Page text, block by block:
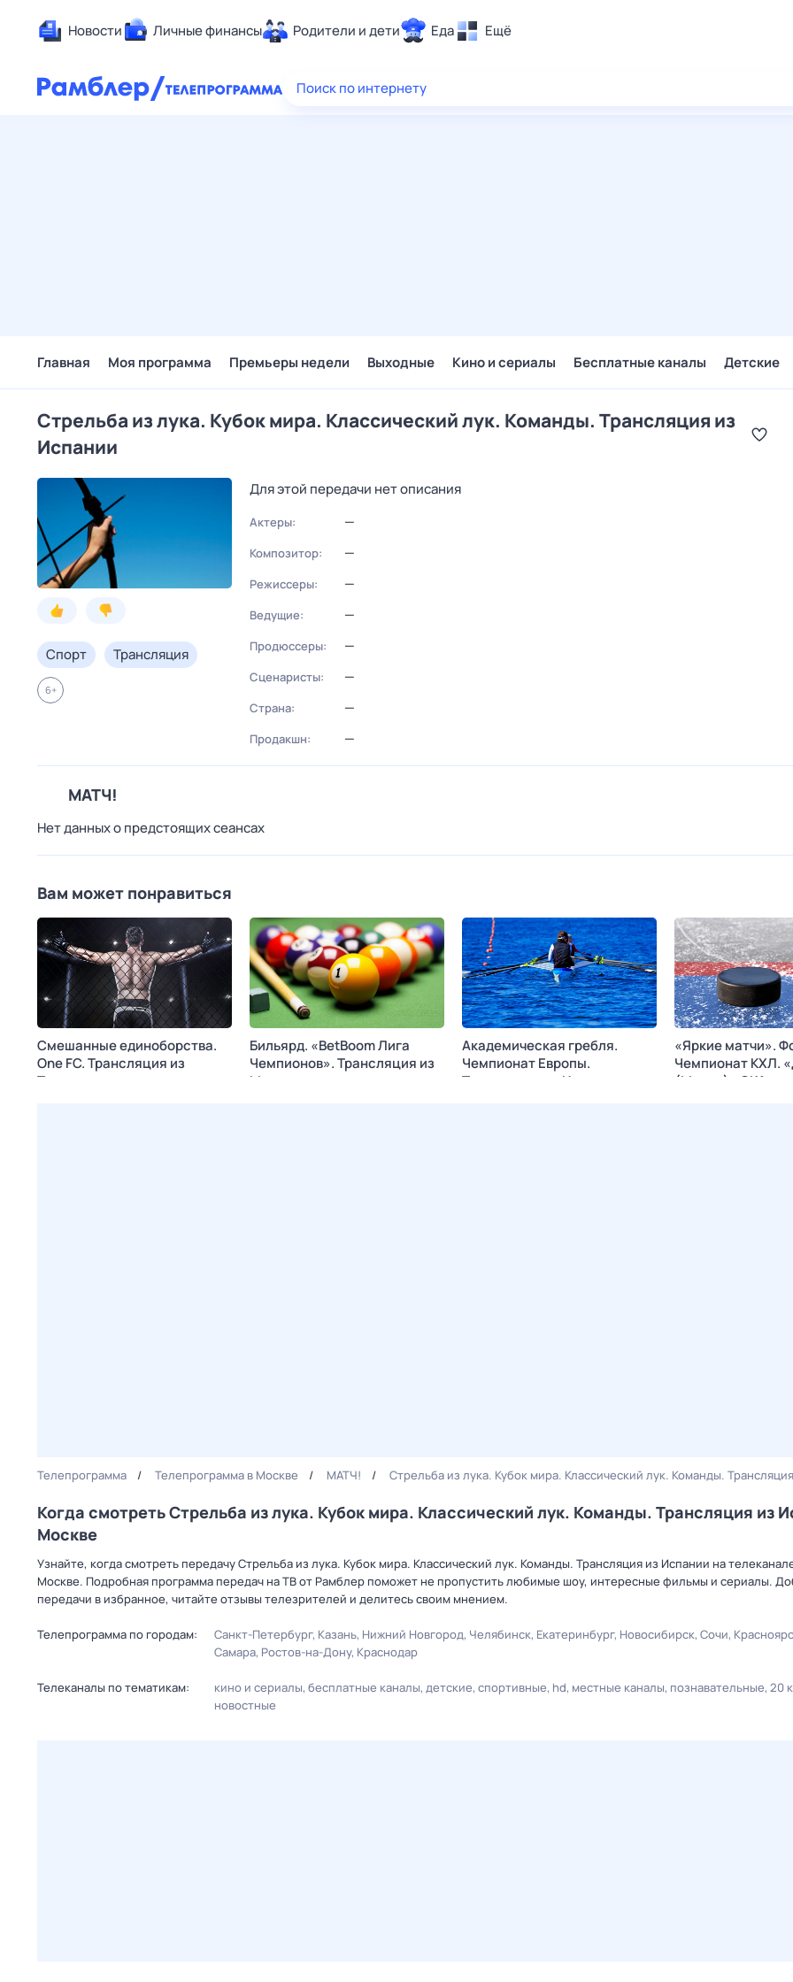
Новости Личные финансы Родители и дети Еда Ещё
Здоровье
Поиск по интернету
Главная Моя программа Премьеры недели Выходные Кино и сериалы Бесплатные каналы Детские
Стрельба из лука. Кубок мира. Классический лук. Команды. Трансляция из
Испании
Спорт Трансляция
6+
Для этой передачи нет описания
Актеры: —
Композитор: —
Режиссеры: —
Ведущие: —
Продюссеры: —
Сценаристы: —
Страна: —
Продакшн: —
МАТЧ!
Нет данных о предстоящих сеансах
Вам может понравиться
Смешанные единоборства.
One FC. Трансляция из
Таиланда
Бильярд. «BetBoom Лига
Чемпионов». Трансляция из
Москвы
Академическая гребля.
Чемпионат Европы.
Трансляция из Италии
«Яркие матчи».
Чемпионат КХЛ.
(Минск) - СКА
Телепрограмма Телепрограмма в Москве МАТЧ! Стрельба из лука. Кубок мира. Классический лук. Команды.
Когда смотреть Стрельба из лука. Кубок мира. Классический лук. Команды. Трансляция из
Москве
Узнайте, когда смотреть передачу Стрельба из лука. Кубок мира. Классический лук. Команды. Трансляция из Испании на
Москве. Подробная программа передач на ТВ от Рамблер поможет не пропустить любимые шоу, интересные фильмы и сериалы.
передачи в избранное, читайте отзывы телезрителей и делитесь своим мнением.
Телепрограмма по городам: Санкт-Петербург Казань Нижний Новгород Челябинск Екатеринбург Новосибирск Сочи
Самара Ростов-на-Дону Краснодар
Телеканалы по тематикам: кино и сериалы бесплатные каналы детские спортивные hd местные каналы познавательные 20
новостные